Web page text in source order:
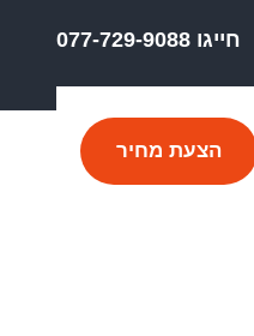
חייגו 077-729-9088
הצעת מחיר